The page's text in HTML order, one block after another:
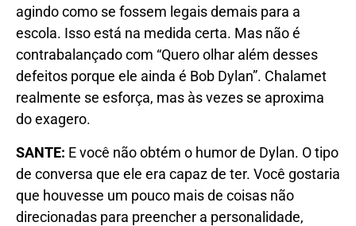
agindo como se fossem legais demais para a
escola. Isso está na medida certa. Mas não é
contrabalançado com “Quero olhar além desses
defeitos porque ele ainda é Bob Dylan”. Chalamet
realmente se esforça, mas às vezes se aproxima
do exagero.
SANTE: E você não obtém o humor de Dylan. O tipo
de conversa que ele era capaz de ter. Você gostaria
que houvesse um pouco mais de coisas não
direcionadas para preencher a personalidade,